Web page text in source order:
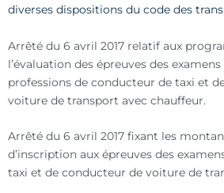
diverses dispositions du code des
Arrêté du 6 avril 2017 relatif aux
l’évaluation des épreuves des examens
professions de conducteur de taxi et
voiture de transport avec chauffeur.
Arrêté du 6 avril 2017 fixant les
d’inscription aux épreuves des
taxi et de conducteur de voiture de